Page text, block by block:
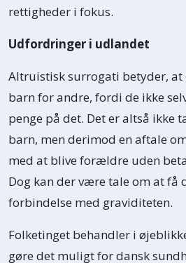
rettigheder i fokus.
Udfordringer i udlandet
Altruistisk surrogati betyder,
barn for andre, fordi de ikke
penge på det. Det er altså ikke
barn, men derimod en aftale
med at blive forældre uden
Dog kan der være tale om at
forbindelse med graviditeten.
Folketinget behandler i
gøre det muligt for dansk